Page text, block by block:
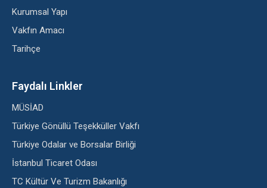
Kurumsal Yapı
Vakfın Amacı
Tarihçe
Faydalı Linkler
MÜSİAD
Türkiye Gönüllü Teşekküller Vakfı
Türkiye Odalar ve Borsalar Birliği
İstanbul Ticaret Odası
TC Kültür Ve Turizm Bakanlığı